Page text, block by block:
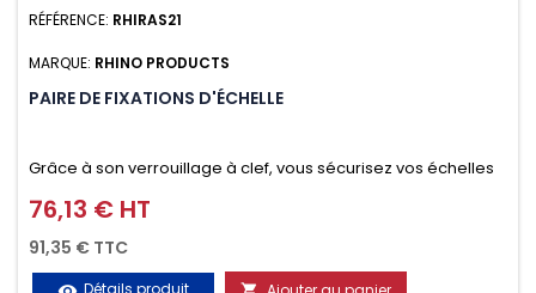
RÉFÉRENCE: RHIRAS21
MARQUE: RHINO PRODUCTS
PAIRE DE FIXATIONS D'ÉCHELLE
Grâce à son verrouillage à clef, vous sécurisez vos échelles
d'un seul geste aussi bien contre le vol que pendant le
transport. Référence vendue par paire.
Prix
76,13 € HT
91,35 € TTC